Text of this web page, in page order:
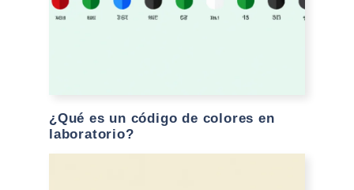
¿Qué es un código de colores en
laboratorio?